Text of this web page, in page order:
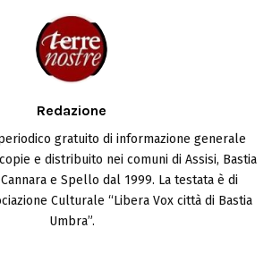
Redazione
gratuito di informazione generale
e distribuito nei comuni di Assisi, Bastia
e Spello dal 1999. La testata è di
Culturale “Libera Vox città di Bastia
Umbra”.